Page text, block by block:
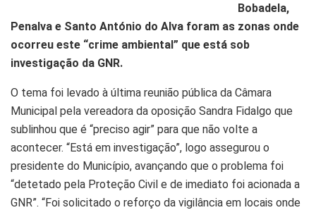
Bobadela,
Penalva e Santo António do Alva foram as zonas onde
ocorreu este “crime ambiental” que está sob
investigação da GNR.
O tema foi levado à última reunião pública da Câmara
Municipal pela vereadora da oposição Sandra Fidalgo que
sublinhou que é “preciso agir” para que não volte a
acontecer. “Está em investigação”, logo assegurou o
presidente do Município, avançando que o problema foi
“detetado pela Proteção Civil e de imediato foi acionada a
GNR”. “Foi solicitado o reforço da vigilância em locais onde